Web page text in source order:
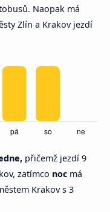
Naopak má
Zlín a Krakov jezdí
přičemž jezdí 9
zatímco noc má
Krakov s 3